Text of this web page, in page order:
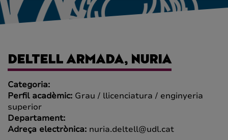
DELTELL ARMADA, NURIA
Categoria:
Perfil acadèmic: Grau / llicenciatura / enginyeria
superior
Departament:
Adreça electrònica: nuria.deltell@udl.cat